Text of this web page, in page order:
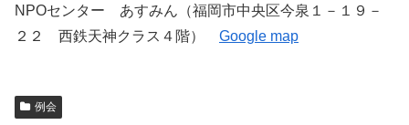
NPOセンター あすみん（福岡市中央区今泉１－１９－
２２ 西鉄天神クラス４階） Google map
例会